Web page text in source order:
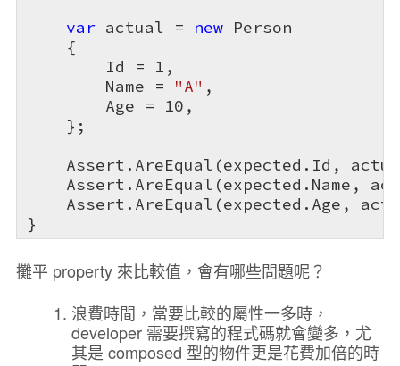
var actual = new Person
    {
        Id =
1 ,
        Name =
"A" ,
        Age =
10 ,
    };
Assert.AreEqual(expected.Id,
Assert.AreEqual(expected.Name,
Assert.AreEqual(expected.Age,
}
攤平 property 來比較值，會有哪些問題呢？
浪費時間，當要比較的屬性一多時，
developer 需要撰寫的程式碼就會變多，尤
其是 composed 型的物件更是花費加倍的時